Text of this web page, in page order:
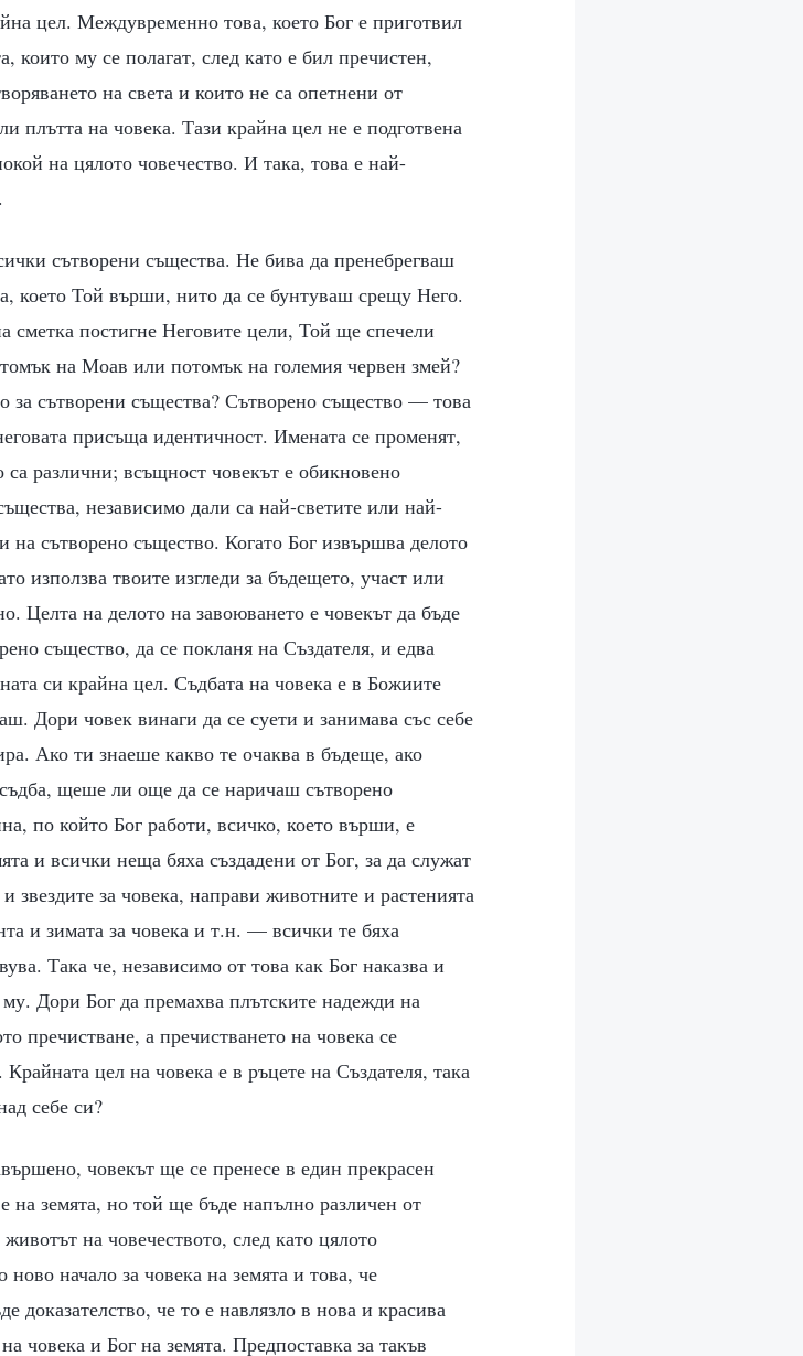
цел. Междувременно това, което Бог е приготвил
които му се полагат, след като е бил пречистен,
на света и които не са опетнени от
плътта на човека. Тази крайна цел не е подготвена
на цялото човечество. И така, това е най-
сътворени същества. Не бива да пренебрегваш
което Той върши, нито да се бунтуваш срещу Него.
сметка постигне Неговите цели, Той ще спечели
на Моав или потомък на големия червен змей?
за сътворени същества? Сътворено същество — това
присъща идентичност. Имената се променят,
различни; всъщност човекът е обикновено
независимо дали са най-светите или най-
на сътворено същество. Когато Бог извършва делото
използва твоите изгледи за бъдещето, участ или
Целта на делото на завоюването е човекът да бъде
същество, да се покланя на Създателя, и едва
си крайна цел. Съдбата на човека е в Божиите
Дори човек винаги да се суети и занимава със себе
Ако ти знаеше какво те очаква в бъдеще, ако
щеше ли още да се наричаш сътворено
по който Бог работи, всичко, което върши, е
и всички неща бяха създадени от Бог, за да служат
звездите за човека, направи животните и растенията
и зимата за човека и т.н. — всички те бяха
Така че, независимо от това как Бог наказва и
Дори Бог да премахва плътските надежди на
пречистване, а пречистването на човека се
цел на човека е в ръцете на Създателя, така
себе си?
човекът ще се пренесе в един прекрасен
на земята, но той ще бъде напълно различен от
на човечеството, след като цялото
начало за човека на земята и това, че
доказателство, че то е навлязло в нова и красива
човека и Бог на земята. Предпоставка за такъв